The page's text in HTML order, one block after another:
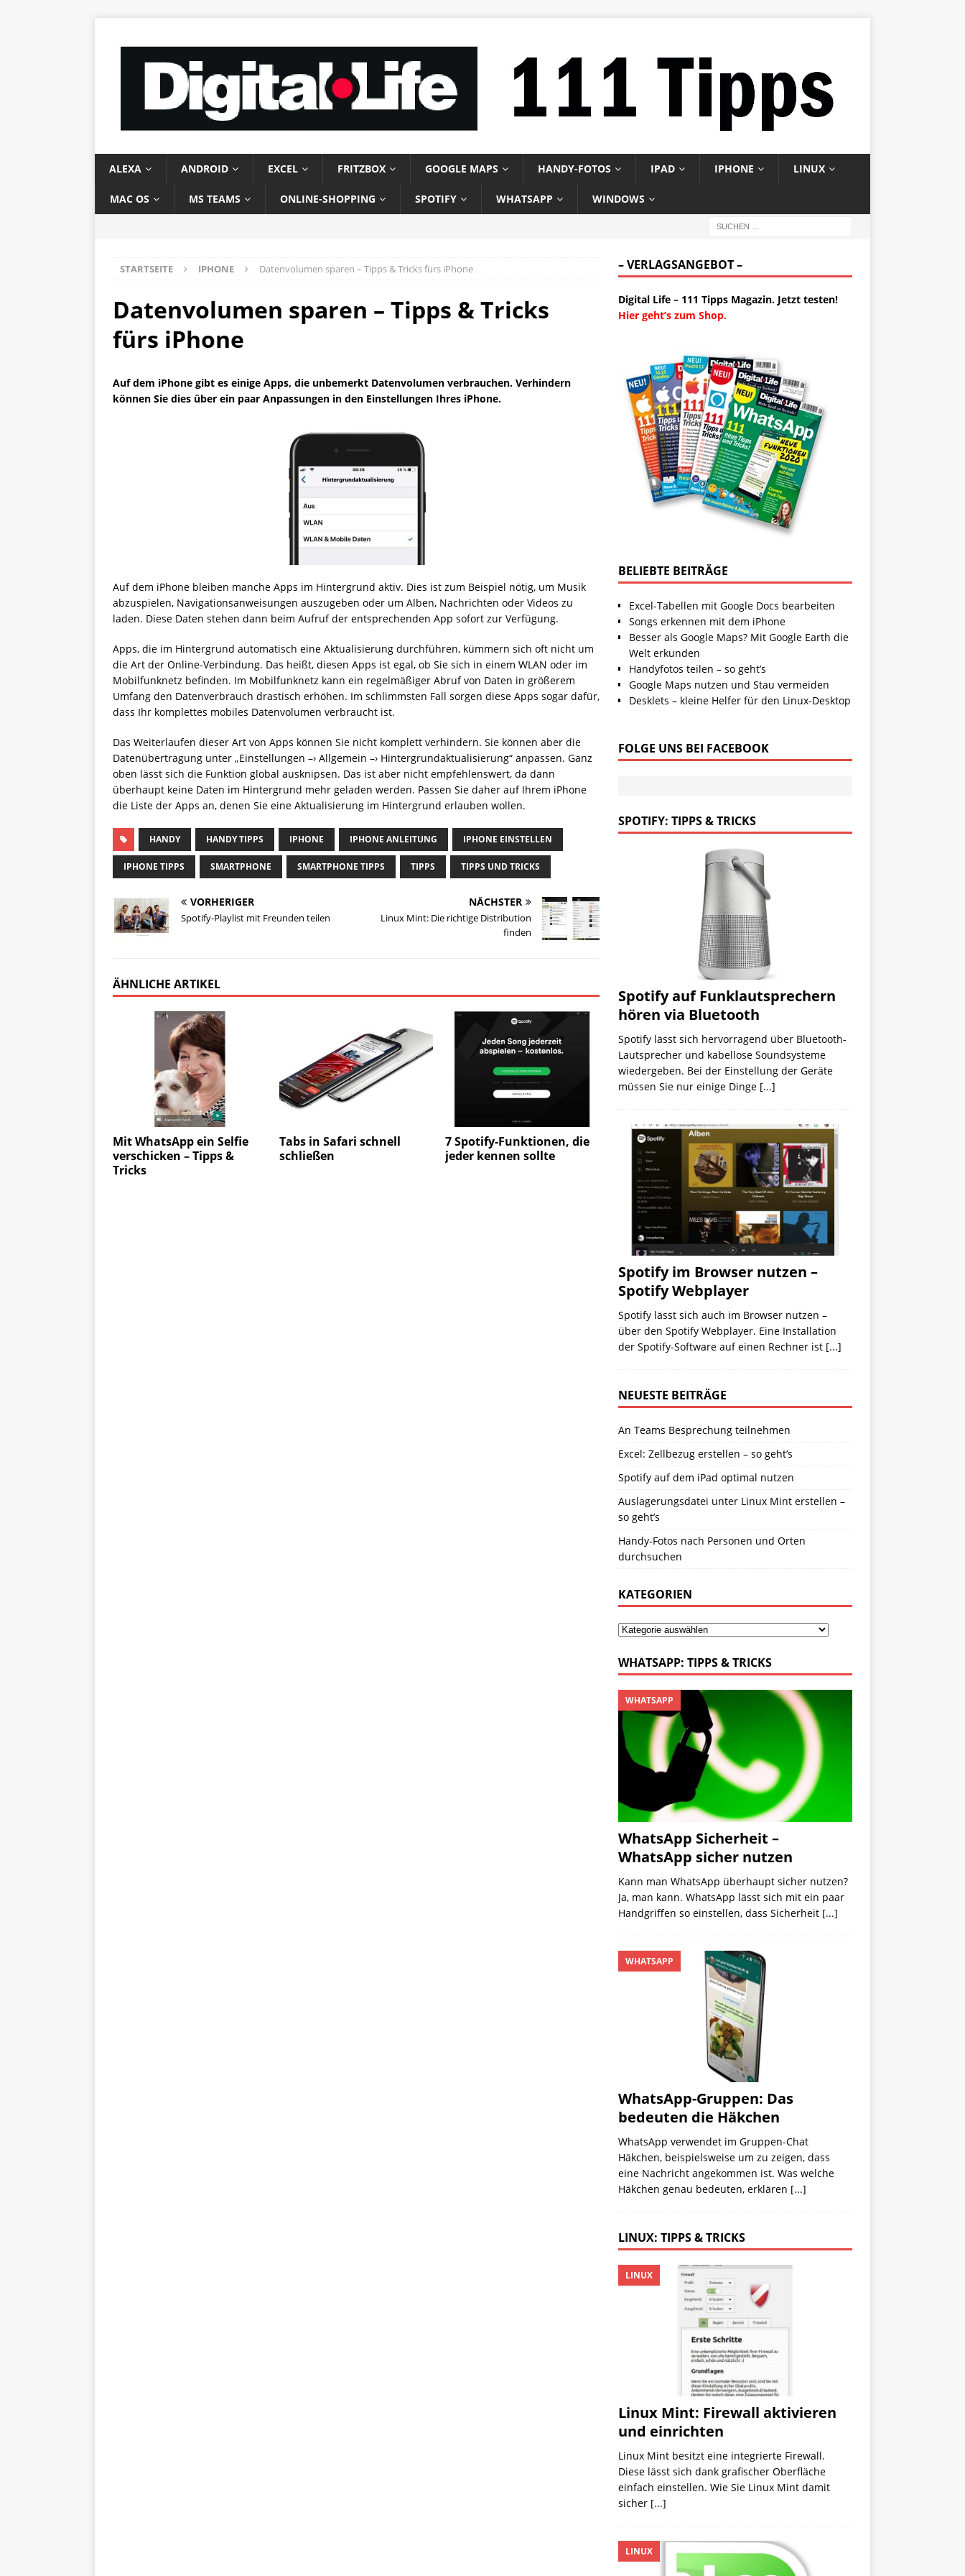
ALEXA ANDROID EXCEL FRITZBOX GOOGLE MAPS HANDY-FOTOS IPAD IPHONE LINUX
MAC OS MS TEAMS ONLINE-SHOPPING SPOTIFY WHATSAPP WINDOWS
STARTSEITE IPHONE Datenvolumen sparen – Tipps & Tricks fürs iPhone
Datenvolumen sparen – Tipps & Tricks
fürs iPhone
Auf dem iPhone gibt es einige Apps, die unbemerkt Datenvolumen verbrauchen. Verhindern
können Sie dies über ein paar Anpassungen in den Einstellungen Ihres iPhone.
Auf dem iPhone bleiben manche Apps im Hintergrund aktiv. Dies ist zum Beispiel nötig, um Musik
abzuspielen, Navigationsanweisungen auszugeben oder um Alben, Nachrichten oder Videos zu
laden. Diese Daten stehen dann beim Aufruf der entsprechenden App sofort zur Verfügung.
Apps, die im Hintergrund automatisch eine Aktualisierung durchführen, kümmern sich oft nicht um
die Art der Online-Verbindung. Das heißt, diesen Apps ist egal, ob Sie sich in einem WLAN oder im
Mobilfunknetz befinden. Im Mobilfunknetz kann ein regelmäßiger Abruf von Daten in größerem
Umfang den Datenverbrauch drastisch erhöhen. Im schlimmsten Fall sorgen diese Apps sogar dafür,
dass Ihr komplettes mobiles Datenvolumen verbraucht ist.
Das Weiterlaufen dieser Art von Apps können Sie nicht komplett verhindern. Sie können aber die
Datenübertragung unter „Einstellungen –› Allgemein –› Hintergrundaktualisierung“ anpassen. Ganz
oben lässt sich die Funktion global ausknipsen. Das ist aber nicht empfehlenswert, da dann
überhaupt keine Daten im Hintergrund mehr geladen werden. Passen Sie daher auf Ihrem iPhone
die Liste der Apps an, denen Sie eine Aktualisierung im Hintergrund erlauben wollen.
HANDY HANDY TIPPS IPHONE IPHONE ANLEITUNG IPHONE EINSTELLEN
IPHONE TIPPS SMARTPHONE SMARTPHONE TIPPS TIPPS TIPPS UND TRICKS
VORHERIGER
Spotify-Playlist mit Freunden teilen
NÄCHSTER
Linux Mint: Die richtige Distribution
finden
ÄHNLICHE ARTIKEL
Mit WhatsApp ein Selfie
verschicken – Tipps &
Tricks
Tabs in Safari schnell
schließen
7 Spotify-Funktionen, die
jeder kennen sollte
– VERLAGSANGEBOT –
Digital Life – 111 Tipps Magazin. Jetzt testen!
Hier geht’s zum Shop.
BELIEBTE BEITRÄGE
Excel-Tabellen mit Google Docs bearbeiten
Songs erkennen mit dem iPhone
Besser als Google Maps? Mit Google Earth die
Welt erkunden
Handyfotos teilen – so geht’s
Google Maps nutzen und Stau vermeiden
Desklets – kleine Helfer für den Linux-Desktop
FOLGE UNS BEI FACEBOOK
SPOTIFY: TIPPS & TRICKS
Spotify auf Funklautsprechern
hören via Bluetooth
Spotify lässt sich hervorragend über Bluetooth-
Lautsprecher und kabellose Soundsysteme
wiedergeben. Bei der Einstellung der Geräte
müssen Sie nur einige Dinge [...]
Spotify im Browser nutzen –
Spotify Webplayer
Spotify lässt sich auch im Browser nutzen –
über den Spotify Webplayer. Eine Installation
der Spotify-Software auf einen Rechner ist [...]
NEUESTE BEITRÄGE
An Teams Besprechung teilnehmen
Excel: Zellbezug erstellen – so geht’s
Spotify auf dem iPad optimal nutzen
Auslagerungsdatei unter Linux Mint erstellen –
so geht’s
Handy-Fotos nach Personen und Orten
durchsuchen
KATEGORIEN
WHATSAPP: TIPPS & TRICKS
WhatsApp Sicherheit –
WhatsApp sicher nutzen
WHATSAPP
Kann man WhatsApp überhaupt sicher nutzen?
Ja, man kann. WhatsApp lässt sich mit ein paar
Handgriffen so einstellen, dass Sicherheit [...]
WhatsApp-Gruppen: Das
bedeuten die Häkchen
WHATSAPP
WhatsApp verwendet im Gruppen-Chat
Häkchen, beispielsweise um zu zeigen, dass
eine Nachricht angekommen ist. Was welche
Häkchen genau bedeuten, erklären [...]
LINUX: TIPPS & TRICKS
Linux Mint: Firewall aktivieren
und einrichten
LINUX
Linux Mint besitzt eine integrierte Firewall.
Diese lässt sich dank grafischer Oberfläche
einfach einstellen. Wie Sie Linux Mint damit
sicher [...]
LINUX